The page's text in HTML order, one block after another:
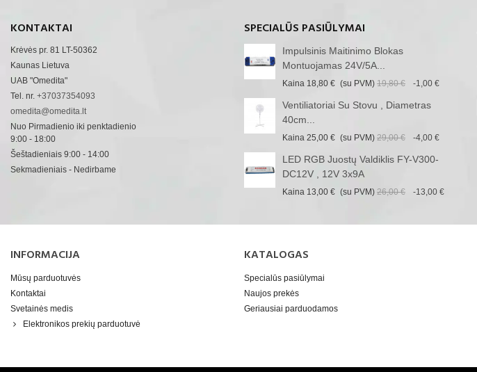
KONTAKTAI
Krėvės pr. 81 LT-50362
Kaunas Lietuva
UAB "Omedita"
Tel. nr. +37037354093
omedita@omedita.lt
Nuo Pirmadienio iki penktadienio
9:00 - 18:00
Šeštadieniais 9:00 - 14:00
Sekmadieniais - Nedirbame
SPECIALŪS PASIŪLYMAI
Impulsinis Maitinimo Blokas
Montuojamas 24V/5A...
Kaina 18,80 € (su PVM) 19,80 € -1,00 €
Ventiliatoriai Su Stovu , Diametras
40cm...
Kaina 25,00 € (su PVM) 29,00 € -4,00 €
LED RGB Juostų Valdiklis FY-V300-
DC12V , 12V 3x9A
Kaina 13,00 € (su PVM) 26,00 € -13,00 €
INFORMACIJA
Mūsų parduotuvės
Kontaktai
Svetainės medis
Elektronikos prekių parduotuvė
KATALOGAS
Specialūs pasiūlymai
Naujos prekės
Geriausiai parduodamos